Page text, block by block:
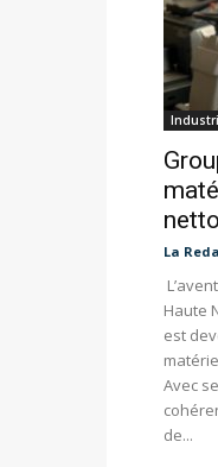
La
Haute
est
Avec
de...